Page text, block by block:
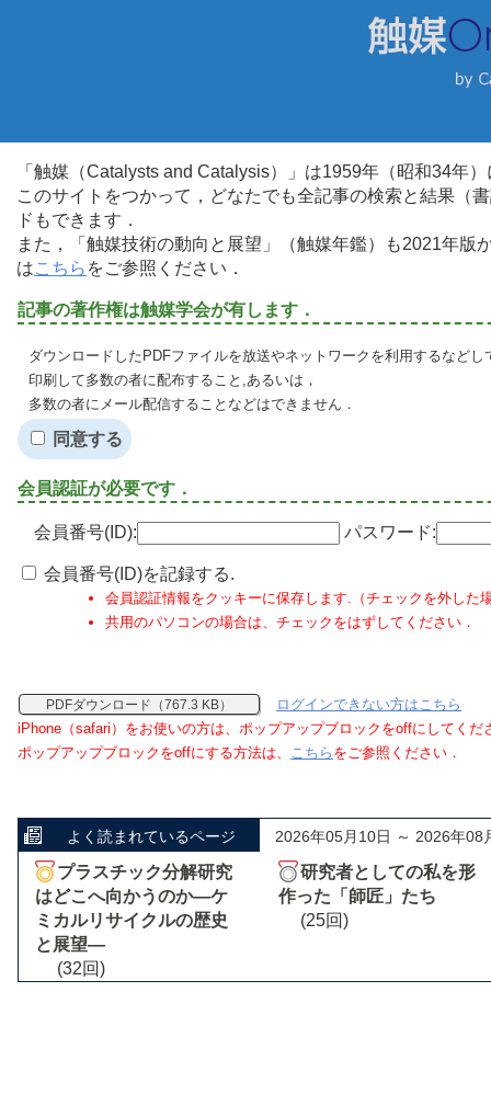
「触媒（Catalysts and Catalysis）」は1959年（昭和34年
このサイトをつかって，どなたでも全記事の検索と結果（
ドもできます．
また，「触媒技術の動向と展望」（触媒年鑑）も2021年
はこちら をご参照ください．
記事の著作権は触媒学会が有します．
ダウンロードしたPDFファイルを放送やネットワークを利用するなど
印刷して多数の者に配布すること,あるいは，
多数の者にメール配信することなどはできません．
同意する
会員認証が必要です．
会員番号(ID): パスワード:
会員番号(ID)を記録する.
会員認証情報をクッキーに保存します.（チェックを外した
共用のパソコンの場合は、チェックをはずしてください．
PDFダウンロード（767.3 KB）
ログインできない方はこちら
iPhone（safari）をお使いの方は、ポップアップブロックをoffにしてくだ
ポップアップブロックをoffにする方法は、 こちら をご参照ください．
よく読まれているページ 2026年05月10日 ～ 2026年08
プラスチック分解研究
はどこへ向かうのか―ケ
ミカルリサイクルの歴史
と展望―
(32回)
研究者としての私を形
作った「師匠」たち
(25回)